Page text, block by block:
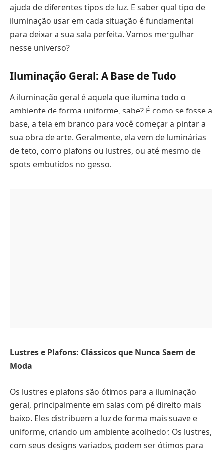
ajuda de diferentes tipos de luz. E saber qual tipo de
iluminação usar em cada situação é fundamental
para deixar a sua sala perfeita. Vamos mergulhar
nesse universo?
Iluminação Geral: A Base de Tudo
A iluminação geral é aquela que ilumina todo o
ambiente de forma uniforme, sabe? É como se fosse a
base, a tela em branco para você começar a pintar a
sua obra de arte. Geralmente, ela vem de luminárias
de teto, como plafons ou lustres, ou até mesmo de
spots embutidos no gesso.
Lustres e Plafons: Clássicos que Nunca Saem de
Moda
Os lustres e plafons são ótimos para a iluminação
geral, principalmente em salas com pé direito mais
baixo. Eles distribuem a luz de forma mais suave e
uniforme, criando um ambiente acolhedor. Os lustres,
com seus designs variados, podem ser ótimos para